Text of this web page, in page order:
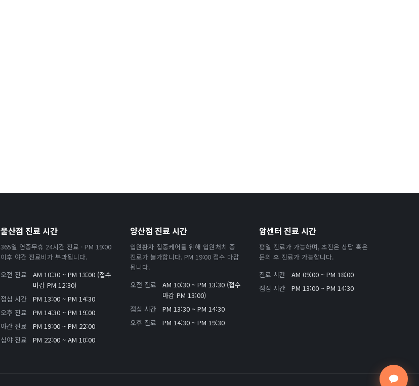
울산점 진료 시간
365일 연중무휴 24시간 진료 · PM 19:00
이후 야간 진료비가 부과됩니다.
오전 진료
AM 10:30 ~ PM 13:00 (접수
마감 PM 12:30)
점심 시간
PM 13:00 ~ PM 14:30
오후 진료
PM 14:30 ~ PM 19:00
야간 진료
PM 19:00 ~ PM 22:00
심야 진료
PM 22:00 ~ AM 10:00
양산점 진료 시간
입원환자 집중케어를 위해 입원처치 중
진료가 불가합니다. PM 19:00 접수 마감
됩니다.
오전 진료
AM 10:30 ~ PM 13:30 (접수
마감 PM 13:00)
점심 시간
PM 13:30 ~ PM 14:30
오후 진료
PM 14:30 ~ PM 19:30
암센터 진료 시간
평일 진료가 가능하며, 초진은 상담 혹은
문의 후 진료가 가능합니다.
진료 시간
AM 09:00 ~ PM 18:00
점심 시간
PM 13:00 ~ PM 14:30